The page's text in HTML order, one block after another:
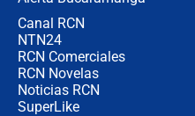
Canal RCN
NTN24
RCN Comerciales
RCN Novelas
Noticias RCN
SuperLike